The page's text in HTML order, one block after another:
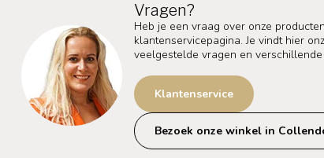
Vragen?
Heb je een vraag over onze
klantenservicepagina. Je vindt hier
veelgestelde vragen en
Klantenservice
Bezoek onze winkel in